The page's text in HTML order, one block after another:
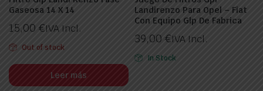
Gaseosa 14 X 14
15,00 €IVA Incl.
Out of stock
Leer más
Landirenzo Para Opel – Fiat
Con Equipo Glp De Fabrica
39,00 €IVA Incl.
In Stock